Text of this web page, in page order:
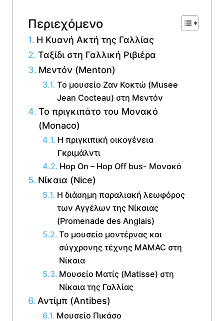
Περιεχόμενο
Η Κυανή Ακτή της Γαλλίας
Ταξίδι στη Γαλλική Ριβιέρα
Μεντόν (Menton)
Το μουσείο Ζαν Κοκτώ (Musee
Jean Cocteau) στη Μεντόν
Το πριγκιπάτο του Μονακό
(Monaco)
Η πριγκιπική οικογένεια
Γκριμάλντι
Hop On – Hop Off bus- Μονακό
Νίκαια (Nice)
Η διάσημη παραλιακή λεωφόρος
των Αγγέλων της Νίκαιας
(Promenade des Anglais)
Το μουσείο μοντέρνας και
σύγχρονης τέχνης MAMAC στη
Νίκαια
Μουσείο Ματίς (Matisse) στη
Νίκαια της Γαλλίας
Αντίμπ (Antibes)
Μουσείο Πικάσο